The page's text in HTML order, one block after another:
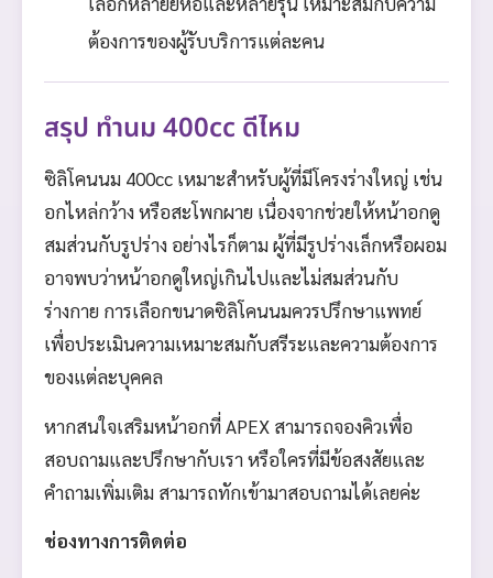
ต้องการของผู้รับบริการแต่ละคน
สรุป ทำนม 400cc ดีไหม
ซิลิโคนนม 400cc เหมาะสำหรับผู้ที่มีโครงร่างใหญ่ เช่น
อกไหล่กว้าง หรือสะโพกผาย เนื่องจากช่วยให้หน้าอกดู
สมส่วนกับรูปร่าง อย่างไรก็ตาม ผู้ที่มีรูปร่างเล็กหรือผอม
อาจพบว่าหน้าอกดูใหญ่เกินไปและไม่สมส่วนกับ
ร่างกาย การเลือกขนาดซิลิโคนนมควรปรึกษาแพทย์
เพื่อประเมินความเหมาะสมกับสรีระและความต้องการ
ของแต่ละบุคคล
หากสนใจเสริมหน้าอกที่ APEX สามารถจองคิวเพื่อ
สอบถามและปรึกษากับเรา หรือใครที่มีข้อสงสัยและ
คำถามเพิ่มเติม สามารถทักเข้ามาสอบถามได้เลยค่ะ
ช่องทางการติดต่อ